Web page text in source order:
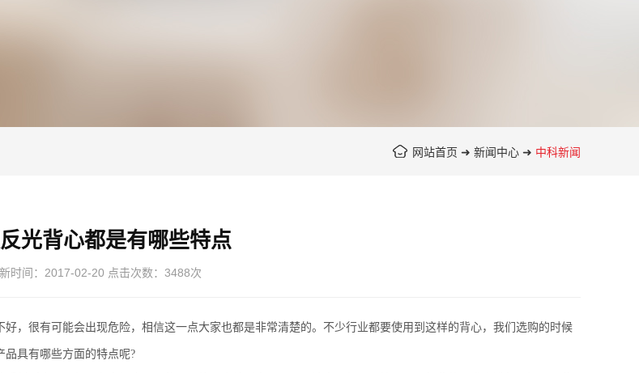
网站首页 ➜ 新闻中心 ➜ 中科新闻
光背心都是有哪些特点
时间： 2017-02-20 点击次数： 3488次
很有可能会出现危险，相信这一点大家也都是非常清楚的。不少行业都要使用到这样的背心，我们选购的时候
品具有哪些方面的特点呢?